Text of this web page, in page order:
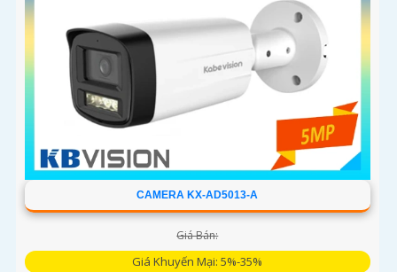
CAMERA KX-AD5013-A
Giá Bán:
Giá Khuyến Mại: 5%-35%